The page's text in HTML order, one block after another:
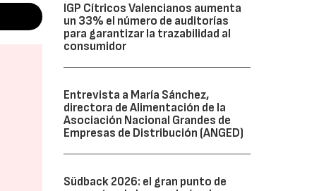
IGP Cítricos Valencianos aumenta
un 33% el número de auditorías
para garantizar la trazabilidad al
consumidor
Entrevista a María Sánchez,
directora de Alimentación de la
Asociación Nacional Grandes de
Empresas de Distribución (ANGED)
Südback 2026: el gran punto de